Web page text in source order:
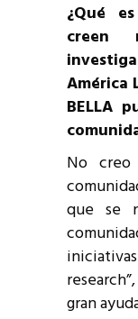
¿Qué
creen
América
BELLA
No
que se
gran